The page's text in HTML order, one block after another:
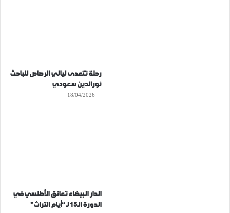
رحلة تتعدى ليالي الرصاص للباحث
نورالدين سعودي
18/04/2026
الدار البيضاء تعانق الأطلسي في
الدورة الـ15 لـ “أيام التراث”